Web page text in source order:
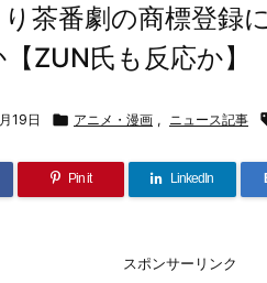
り茶番劇の商標登録
ZUN氏も反応か】
19日  アニメ・漫画 , ニュース記事
Pin it LinkedIn
スポンサーリンク